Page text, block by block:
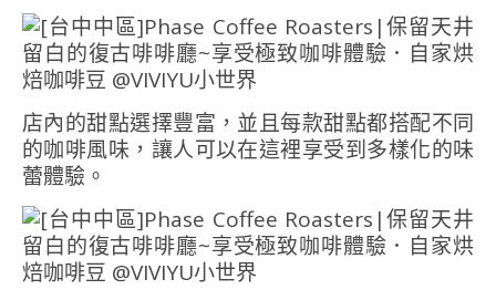
店內的甜點選擇豐富，並且每款甜點都搭配不同
的咖啡風味，讓人可以在這裡享受到多樣化的味
蕾體驗。